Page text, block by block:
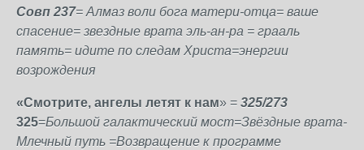
Совп 237= Алмаз воли бога матери-отца= ваше
спасение= звездные врата эль-ан-ра = грааль
память= идите по следам Христа=энергии
возрождения
«Смотрите, ангелы летят к нам» = 325/273
325=Большой галактический мост=Звёздные врата-
Млечный путь =Возвращение к программе